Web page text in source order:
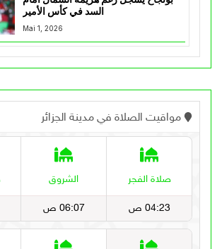
السد في كأس الأمير
Mai 1, 2026